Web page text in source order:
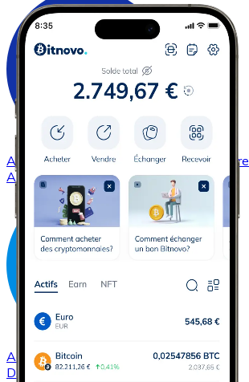
AcheterCardanoavec virement bancaire
ADA
AcheterDash
avec virement bancaire
DASH